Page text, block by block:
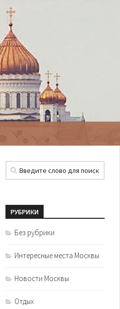
РУБРИКИ
Без рубрики
Интересные места Москвы
Новости Москвы
Отдых